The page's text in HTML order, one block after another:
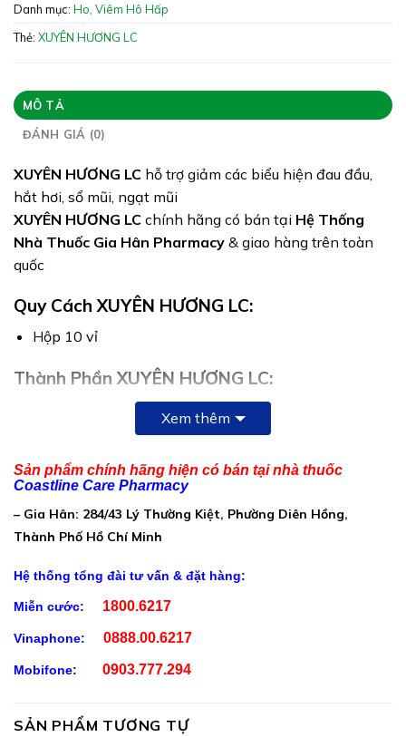
Giấy phép: 2129/2023/ĐKSP
Quy cách:
Danh mục: Ho, Viêm Hô Hấp
Thẻ: XUYÊN HƯƠNG LC
MÔ TẢ
ĐÁNH GIÁ (0)
XUYÊN HƯƠNG LC hỗ trợ giảm các biểu hiện đau đầu,
hắt hơi, sổ mũi, ngạt mũi
XUYÊN HƯƠNG LC chính hãng có bán tại Hệ Thống
Nhà Thuốc Gia Hân Pharmacy & giao hàng trên toàn
quốc
Quy Cách XUYÊN HƯƠNG LC:
Hộp 10 vỉ
Thành Phần XUYÊN HƯƠNG LC:
Trong 1 viên có chứa:
thảo mộc thô:
(Húng chanh (Plectrathus amboinicus (Lour.) Spreng)
Bạch chỉ (Angelica dahurica) 200mg
Cam thảo (Radix Glycyrrhizae) 60mg)
Xem thêm
Sản phẩm chính hãng hiện có bán tại nhà thuốc
Coastline Care Pharmacy
– Gia Hân: 284/43 Lý Thường Kiệt, Phường Diên Hồng,
Thành Phố Hồ Chí Minh
Hệ thống tổng đài tư vấn & đặt hàng:
Miễn cước: 1800.6217
Vinaphone: 0888.00.6217
Mobifone: 0903.777.294
SẢN PHẨM TƯƠNG TỰ